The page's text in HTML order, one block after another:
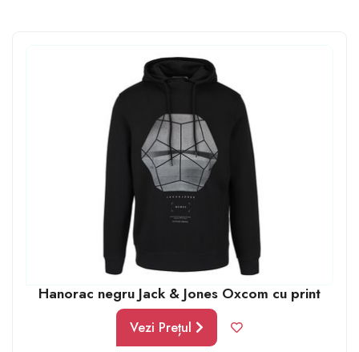
Hanorac negru Jack & Jones Oxcom cu print
Vezi Prețul